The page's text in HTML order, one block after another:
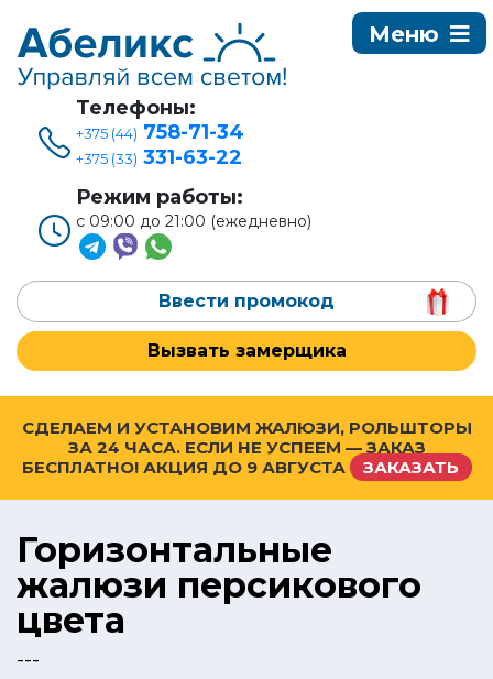
Телефоны:
+375 (44) 758-71-34
+375 (33) 331-63-22
Режим работы:
с 09:00 до 21:00 (ежедневно)
Ввести промокод
Вызвать замерщика
СДЕЛАЕМ И УСТАНОВИМ ЖАЛЮЗИ, РОЛЬШТОРЫ
ЗА 24 ЧАСА. ЕСЛИ НЕ УСПЕЕМ — ЗАКАЗ
БЕСПЛАТНО! АКЦИЯ ДО 9 АВГУСТА ЗАКАЗАТЬ
Горизонтальные
жалюзи персикового
цвета
---